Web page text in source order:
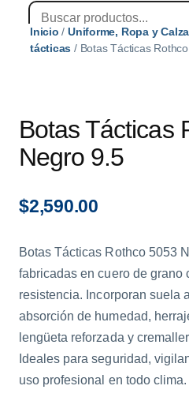
×
Inicio /Uniforme, Ropa y
tácticas / Botas Tácticas
Botas Tácticas
Negro 9.5
$2,590.00
Botas Tácticas Rothco 5053
fabricadas en cuero de grano
resistencia. Incorporan suela
absorción de humedad,
lengüeta reforzada y
Ideales para seguridad,
uso profesional en todo clima.